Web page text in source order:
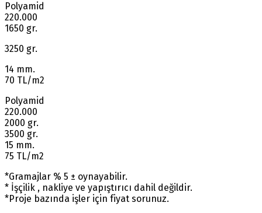
Polyamid
220.000
1650 gr.
3250 gr.
14 mm.
70 TL/m2
Polyamid
220.000
2000 gr.
3500 gr.
15 mm.
75 TL/m2
*Gramajlar % 5 ± oynayabilir.
* İşçilik , nakliye ve yapıştırıcı dahil değildir.
*Proje bazında işler için fiyat sorunuz.